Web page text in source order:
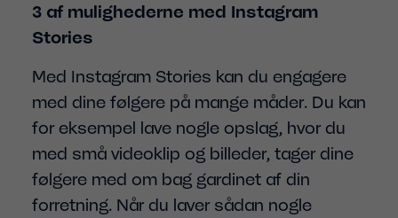
3 af mulighederne med Instagram
Stories
Med Instagram Stories kan du engagere
med dine følgere på mange måder. Du kan
for eksempel lave nogle opslag, hvor du
med små videoklip og billeder, tager dine
følgere med om bag gardinet af din
forretning. Når du laver sådan nogle